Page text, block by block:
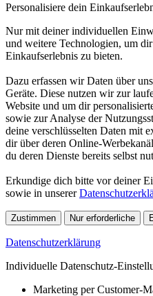
Personalisiere dein
Nur mit deiner individuellen
und weitere Technologien, um
Einkaufserlebnis zu bieten.
Dazu erfassen wir Daten über
Geräte. Diese nutzen wir zur
Website und um dir
sowie zur Analyse der
deine verschlüsselten Daten mit
dir über deren Online-
du deren Dienste bereits selbst
Erkundige dich bitte vor deiner
sowie in unserer
Zustimmen Nur erforderliche
Datenschutzerklärung
Individuelle Datenschutz-
Marketing per Customer-